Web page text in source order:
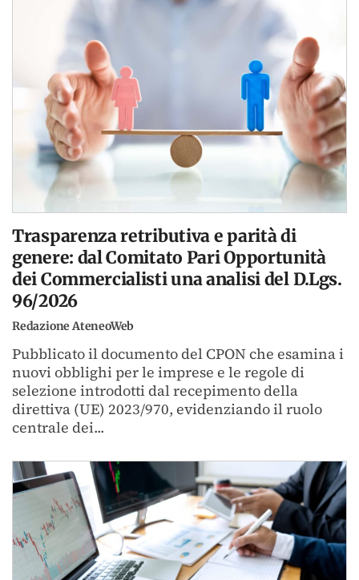
Trasparenza retributiva e parità di
genere: dal Comitato Pari Opportunità
dei Commercialisti una analisi del D.Lgs.
96/2026
Redazione AteneoWeb
Pubblicato il documento del CPON che esamina i
nuovi obblighi per le imprese e le regole di
selezione introdotti dal recepimento della
direttiva (UE) 2023/970, evidenziando il ruolo
centrale dei...